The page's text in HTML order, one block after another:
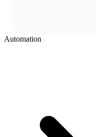
Automation